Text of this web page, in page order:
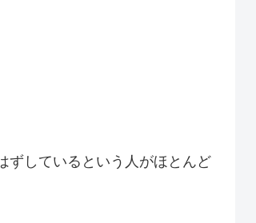
ずしているという人がほとんど